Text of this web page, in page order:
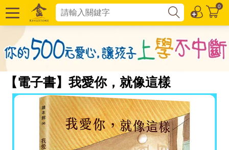
0
【電子書】我愛你，就像這樣